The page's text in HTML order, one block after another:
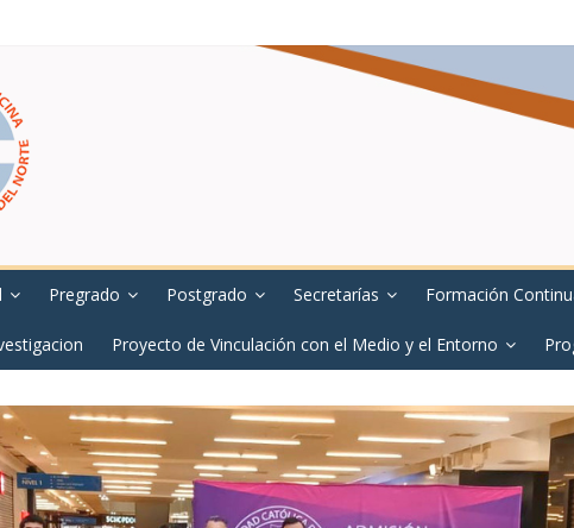
Pregrado Postgrado Secretarías Formación
Proyecto de Vinculación con el Medio y el Entorno